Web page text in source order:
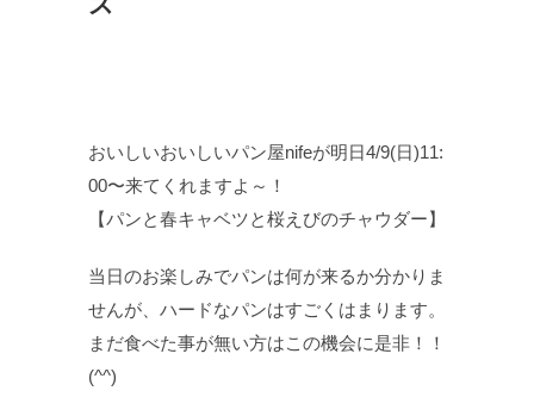
おいしいおいしいパン屋nifeが明日4/9(日)11:
00〜来てくれますよ～！
【パンと春キャベツと桜えびのチャウダー】
当日のお楽しみでパンは何が来るか分かりま
せんが、ハードなパンはすごくはまります。
まだ食べた事が無い方はこの機会に是非！！
(^^)